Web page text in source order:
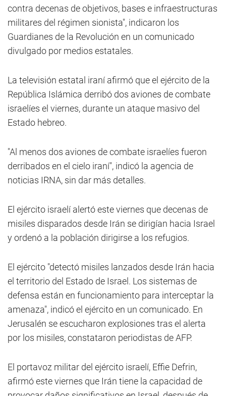
contra decenas de objetivos, bases e infraestructuras
militares del régimen sionista", indicaron los
Guardianes de la Revolución en un comunicado
divulgado por medios estatales.
La televisión estatal iraní afirmó que el ejército de la
República Islámica derribó dos aviones de combate
israelíes el viernes, durante un ataque masivo del
Estado hebreo.
"Al menos dos aviones de combate israelíes fueron
derribados en el cielo iraní", indicó la agencia de
noticias IRNA, sin dar más detalles.
El ejército israelí alertó este viernes que decenas de
misiles disparados desde Irán se dirigían hacia Israel
y ordenó a la población dirigirse a los refugios.
El ejército "detectó misiles lanzados desde Irán hacia
el territorio del Estado de Israel. Los sistemas de
defensa están en funcionamiento para interceptar la
amenaza", indicó el ejército en un comunicado. En
Jerusalén se escucharon explosiones tras el alerta
por los misiles, constataron periodistas de AFP.
El portavoz militar del ejército israelí, Effie Defrin,
afirmó este viernes que Irán tiene la capacidad de